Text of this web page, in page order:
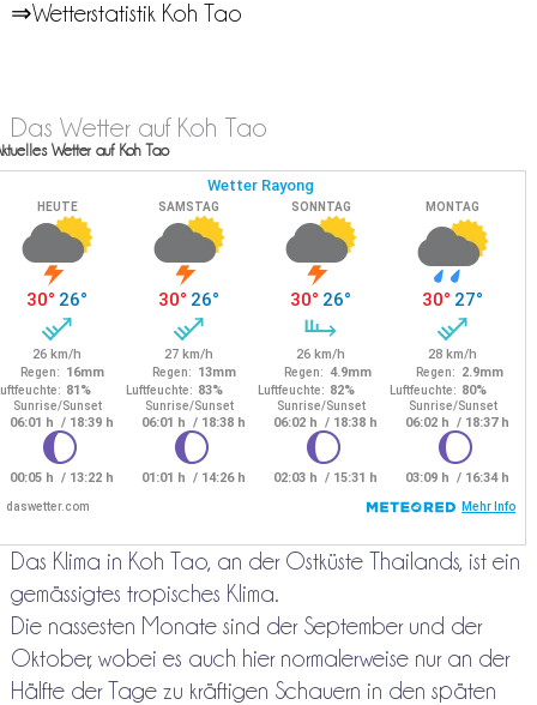
⇒Wetterstatistik Koh Tao
Das Wetter auf Koh Tao
Wetter auf Koh Tao
Das Klima in Koh Tao, an der Ostküste Thailands, ist ein
gemässigtes tropisches Klima.
Die nassesten Monate sind der September und der
Oktober, wobei es auch hier normalerweise nur an der
Hälfte der Tage zu kräftigen Schauern in den späten